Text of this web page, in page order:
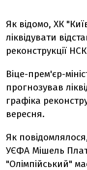
Як відомо, ХК
ліквідувати
реконструкції
Віце-прем'єр-
прогнозував
графіка
вересня.
Як
УЄФА Мішель
"Олімпійський"